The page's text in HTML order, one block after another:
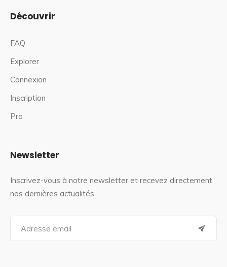
Découvrir
FAQ
Explorer
Connexion
Inscription
Pro
Newsletter
Inscrivez-vous à notre newsletter et recevez directement
nos dernières actualités.
a